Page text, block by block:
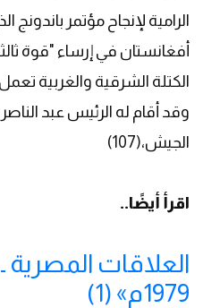
الرامية لإنجاح مؤتمر
أفغانستان في إرساء "قوة
الكتلة الشرقية والغربية
وقد أقام له الرئيس عبد
الجيش،(107)
اقرأ أيضًا..
1979م» (1)